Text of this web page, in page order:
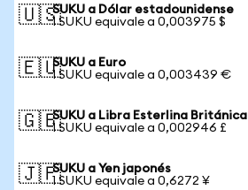
🇺🇸SUKU a Dólar estadounidense
1 SUKU equivale a 0,003975 $
🇪🇺SUKU a Euro
1 SUKU equivale a 0,003439 €
🇬🇧SUKU a Libra Esterlina Británica
1 SUKU equivale a 0,002946 £
🇯🇵SUKU a Yen japonés
1 SUKU equivale a 0,6272 ¥